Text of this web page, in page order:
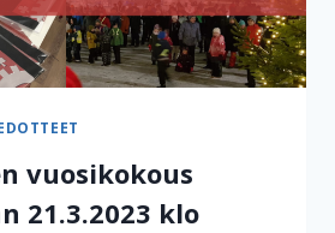
vuosikokous
21.3.2023 klo